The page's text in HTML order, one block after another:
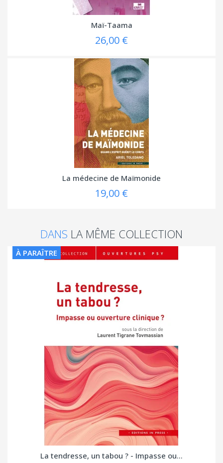
Maï-Taama
26,00 €
La médecine de Maïmonide
19,00 €
DANS LA MÊME COLLECTION
À PARAÎTRE
La tendresse, un tabou ? - Impasse ou...